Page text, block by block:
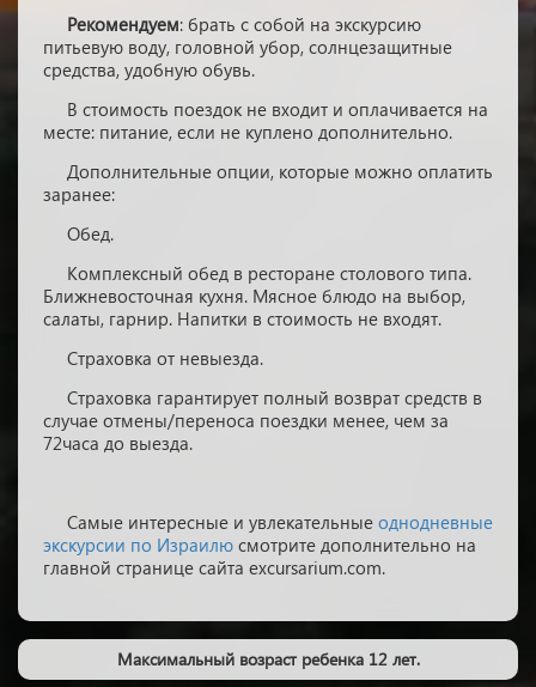
Рекомендуем: брать с собой на экскурсию
питьевую воду, головной убор, солнцезащитные
средства, удобную обувь.
В стоимость поездок не входит и оплачивается на
месте: питание, если не куплено дополнительно.
Дополнительные опции, которые можно оплатить
заранее:
Обед.
Комплексный обед в ресторане столового типа.
Ближневосточная кухня. Мясное блюдо на выбор,
салаты, гарнир. Напитки в стоимость не входят.
Страховка от невыезда.
Страховка гарантирует полный возврат средств в
случае отмены/переноса поездки менее, чем за
72часа до выезда.
Самые интересные и увлекательные однодневные
экскурсии по Израилю смотрите дополнительно на
главной странице сайта excursarium.com.
Максимальный возраст ребенка 12 лет.